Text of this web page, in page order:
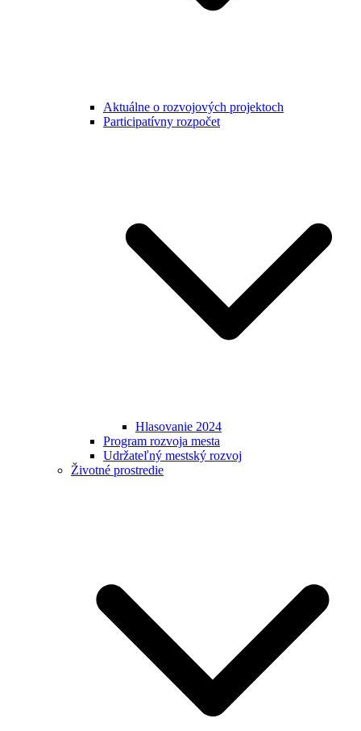
Aktuálne o rozvojových projektoch
Participatívny rozpočet
Hlasovanie 2024
Program rozvoja mesta
Udržateľný mestský rozvoj
Životné prostredie